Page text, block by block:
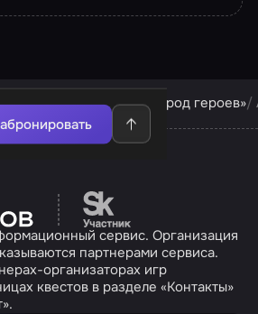
Квесты компании «Город героев»
Перейти на сайт
сервис. Организация
партнерами сервиса.
организаторах игр
квестов в разделе «Контакты»